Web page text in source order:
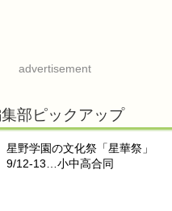
advertisement
部ピックアップ
星野学園の文化祭「星華祭」
9/12-13…小中高合同